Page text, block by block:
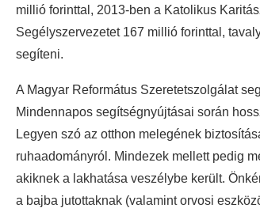
millió forinttal, 2013-ben a Katolikus
Segélyszervezetet 167 millió forinttal,
segíteni.
A Magyar Református Szeretetszolgálat
Mindennapos segítségnyújtásai során
Legyen szó az otthon melegének
ruhaadományról. Mindezek mellett pedig
akiknek a lakhatása veszélybe került.
a bajba jutottaknak (valamint orvosi